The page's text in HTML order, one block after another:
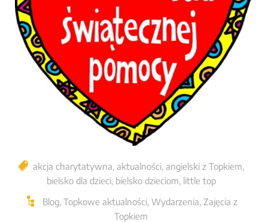
akcja charytatywna, aktualności, angielski z Topkiem,
bielsko dla dzieci, bielsko dzieciom, little top
Blog, Topkowe aktualności, Wydarzenia, Zajęcia z
Topkiem